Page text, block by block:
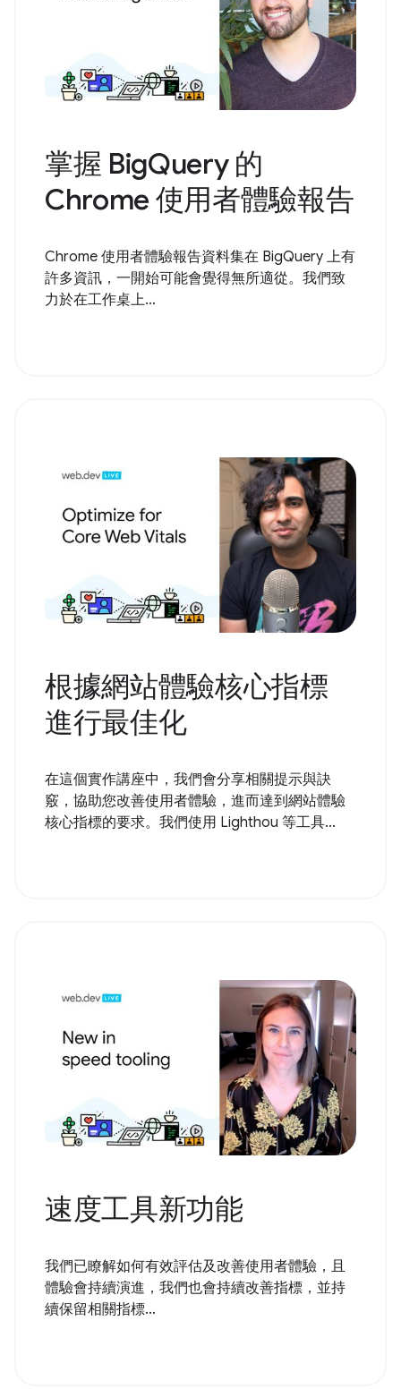
掌握 BigQuery 的
Chrome 使用者體驗報告
Chrome 使用者體驗報告資料集在 BigQuery 上有
許多資訊，一開始可能會覺得無所適從。我們致
力於在工作桌上...
根據網站體驗核心指標
進行最佳化
在這個實作講座中，我們會分享相關提示與訣
竅，協助您改善使用者體驗，進而達到網站體驗
核心指標的要求。我們使用 Lighthou 等工具...
速度工具新功能
我們已瞭解如何有效評估及改善使用者體驗，且
體驗會持續演進，我們也會持續改善指標，並持
續保留相關指標...